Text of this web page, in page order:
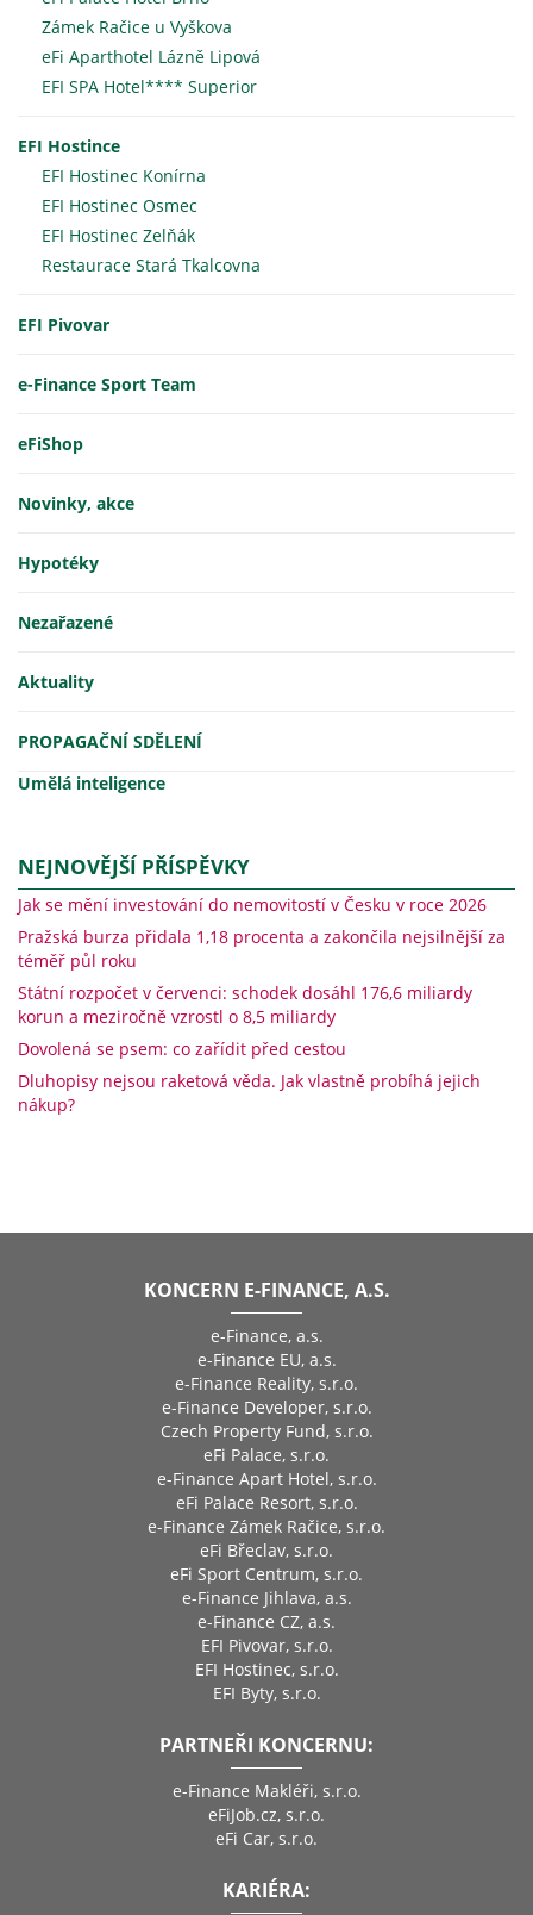
Zámek Račice u Vyškova
eFi Aparthotel Lázně Lipová
EFI SPA Hotel**** Superior
EFI Hostince
EFI Hostinec Konírna
EFI Hostinec Osmec
EFI Hostinec Zelňák
Restaurace Stará Tkalcovna
EFI Pivovar
e-Finance Sport Team
eFiShop
Novinky, akce
Hypotéky
Nezařazené
Aktuality
PROPAGAČNÍ SDĚLENÍ
Umělá inteligence
NEJNOVĚJŠÍ PŘÍSPĚVKY
Jak se mění investování do nemovitostí v Česku v roce 2026
Pražská burza přidala 1,18 procenta a zakončila nejsilnější za
téměř půl roku
Státní rozpočet v červenci: schodek dosáhl 176,6 miliardy
korun a meziročně vzrostl o 8,5 miliardy
Dovolená se psem: co zařídit před cestou
Dluhopisy nejsou raketová věda. Jak vlastně probíhá jejich
nákup?
KONCERN E-FINANCE, A.S.
e-Finance, a.s.
e-Finance EU, a.s.
e-Finance Reality, s.r.o.
e-Finance Developer, s.r.o.
Czech Property Fund, s.r.o.
eFi Palace, s.r.o.
e-Finance Apart Hotel, s.r.o.
eFi Palace Resort, s.r.o.
e-Finance Zámek Račice, s.r.o.
eFi Břeclav, s.r.o.
eFi Sport Centrum, s.r.o.
e-Finance Jihlava, a.s.
e-Finance CZ, a.s.
EFI Pivovar, s.r.o.
EFI Hostinec, s.r.o.
EFI Byty, s.r.o.
PARTNEŘI KONCERNU:
e-Finance Makléři, s.r.o.
eFiJob.cz, s.r.o.
eFi Car, s.r.o.
KARIÉRA: